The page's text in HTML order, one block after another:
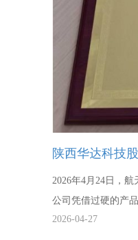
陕西华达科技
2026年4月24日，
公司凭借过硬的产
雷峰涛同志带队受
2026-04-27